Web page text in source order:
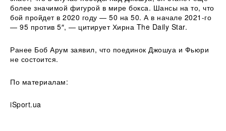
более значимой фигурой в мире бокса. Шансы на то, что
бой пройдет в 2020 году — 50 на 50. А в начале 2021-го
— 95 против 5″, — цитирует Хирна The Daily Star.
Ранее Боб Арум заявил, что поединок Джошуа и Фьюри
не состоится.
По материалам:
iSport.ua